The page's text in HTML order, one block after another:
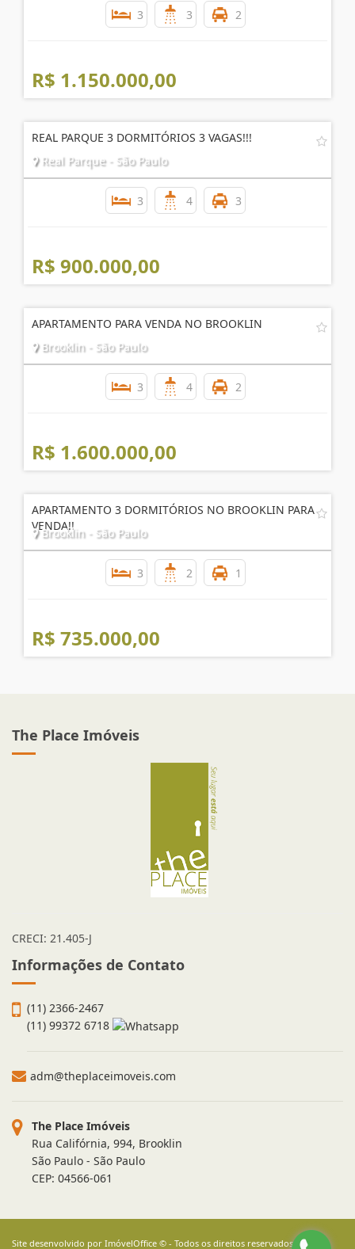
3 3 2
R$ 1.150.000,00
REAL PARQUE 3 DORMITÓRIOS 3 VAGAS!!!
Real Parque - São Paulo
3 4 3
R$ 900.000,00
APARTAMENTO PARA VENDA NO BROOKLIN
Brooklin - São Paulo
3 4 2
R$ 1.600.000,00
APARTAMENTO 3 DORMITÓRIOS NO BROOKLIN PARA
VENDA!!
Brooklin - São Paulo
3 2 1
R$ 735.000,00
The Place Imóveis
CRECI: 21.405-J
Informações de Contato
(11) 2366-2467
(11) 99372 6718
adm@theplaceimoveis.com
The Place Imóveis
Rua Califórnia, 994, Brooklin
São Paulo - São Paulo
CEP: 04566-061
Site desenvolvido por ImóvelOffice © - Todos os direitos reservados